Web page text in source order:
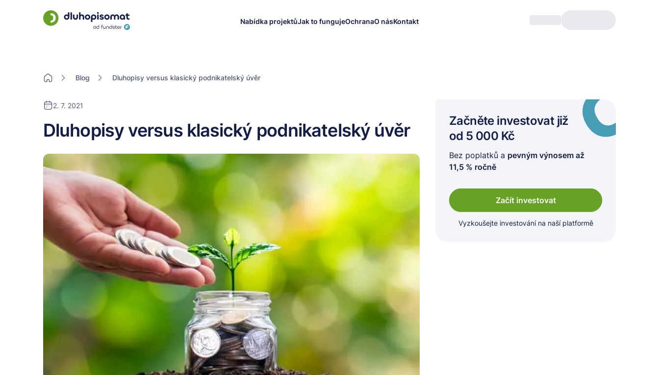
Nabídka projektůJak to fungujeOchranaO násKontakt
Blog Dluhopisy versus klasický podnikatelský úvěr
2. 7. 2021
Dluhopisy versus klasický podnikatelský úvěr Začněte investovat již
od 5 000 Kč
Bez poplatků a pevným výnosem až
11,5 % ročně
Začít investovat
Vyzkoušejte investování na naší platformě